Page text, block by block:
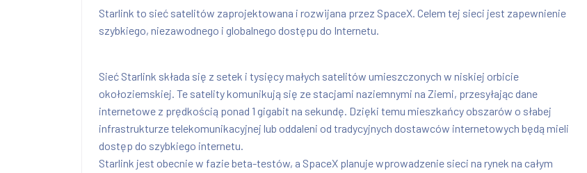
Starlink to sieć satelitów zaprojektowana i rozwijana przez SpaceX. Celem tej sieci jest zapewnienie
szybkiego, niezawodnego i globalnego dostępu do Internetu.
Sieć Starlink składa się z setek i tysięcy małych satelitów umieszczonych w niskiej orbicie
okołoziemskiej. Te satelity komunikują się ze stacjami naziemnymi na Ziemi, przesyłając dane
internetowe z prędkością ponad 1 gigabit na sekundę. Dzięki temu mieszkańcy obszarów o słabej
infrastrukturze telekomunikacyjnej lub oddaleni od tradycyjnych dostawców internetowych będą mieli
dostęp do szybkiego internetu.
Starlink jest obecnie w fazie beta-testów, a SpaceX planuje wprowadzenie sieci na rynek na całym